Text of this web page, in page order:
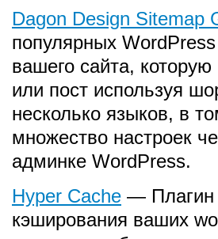
Dagon Design Sitemap
популярных WordPress
вашего сайта,
или пост используя
несколько языков, в
множество настроек
админке WordPress.
Hyper Cache — Плагин
кэширования ваших